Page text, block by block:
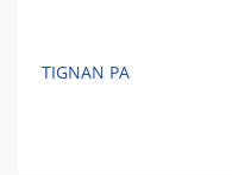
TIGNAN PA